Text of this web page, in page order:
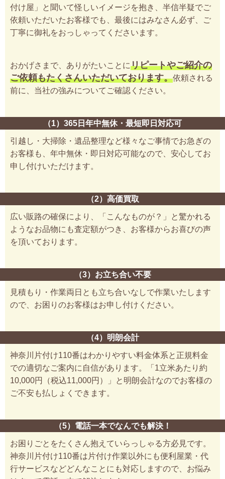
付け屋」と聞いて怪しいイメージを抱き、半信半疑でご
依頼いただいたお客様でも、最後にはみなさん必ず、ご
丁寧に御礼をおっしゃってくださいます。
おかげさまで、ありがたいことにリピートやご紹介の
ご依頼もたくさんいただいております。依頼される
前に、当社の強みについてご確認ください。
（1）365日年中無休・最短即日対応可
引越し・大掃除・遺品整理など様々なご事情でお急ぎの
お客様も、年中無休・即日対応可能なので、安心してお
申し付けいただけます。
（2）高価買取
広い販路の確保により、「こんなものが？」と驚かれる
ようなお品物にも査定額がつき、お客様からお喜びの声
を頂いております。
（3）お立ち合い不要
見積もり・作業両日とも立ち合いなしで作業いたします
ので、お困りのお客様はお申し付けください。
（4）明朗会計
神奈川片付け110番はわかりやすい料金体系と正規料金
での適切なご案内に自信があります。「1立米あたり約
10,000円（税込11,000円）」と明朗会計なのでお客様の
ご不安も払しょくできます。
（5）電話一本でなんでも解決！
お困りごとをたくさん抱えていらっしゃる方必見です。
神奈川片付け110番は片付け作業以外にも便利屋業・代
行サービスなどどんなことにも対応しますので、お悩み